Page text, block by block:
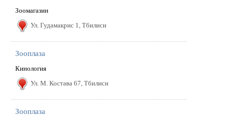
Зоомагазин
Ул. Гудамакрис 1, Тбилиси
Зооплаза
Кинология
Ул. М. Костава 67, Тбилиси
Зооплаза